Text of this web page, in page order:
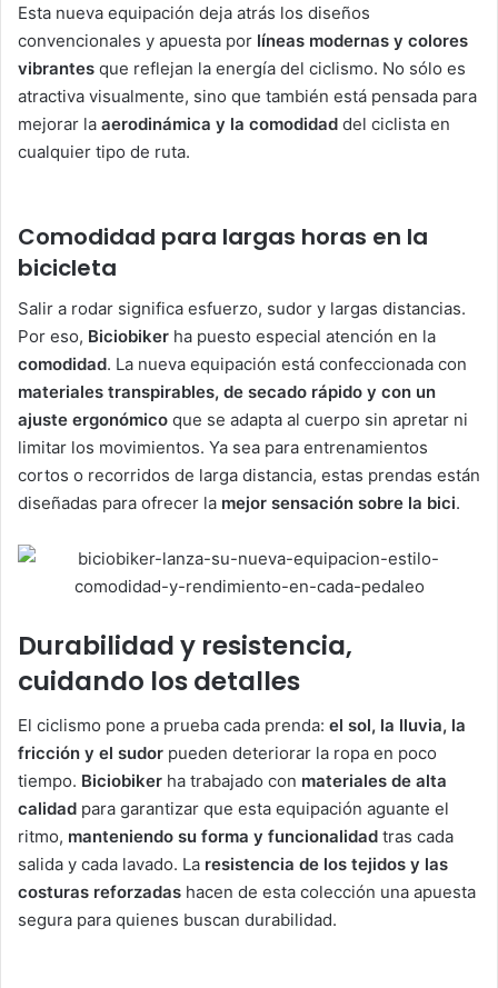
Esta nueva equipación deja atrás los diseños
convencionales y apuesta por líneas modernas y colores
vibrantes que reflejan la energía del ciclismo. No sólo es
atractiva visualmente, sino que también está pensada para
mejorar la aerodinámica y la comodidad del ciclista en
cualquier tipo de ruta.
Comodidad para largas horas en la
bicicleta
Salir a rodar significa esfuerzo, sudor y largas distancias.
Por eso, Biciobiker ha puesto especial atención en la
comodidad. La nueva equipación está confeccionada con
materiales transpirables, de secado rápido y con un
ajuste ergonómico que se adapta al cuerpo sin apretar ni
limitar los movimientos. Ya sea para entrenamientos
cortos o recorridos de larga distancia, estas prendas están
diseñadas para ofrecer la mejor sensación sobre la bici.
Durabilidad y resistencia,
cuidando los detalles
El ciclismo pone a prueba cada prenda: el sol, la lluvia, la
fricción y el sudor pueden deteriorar la ropa en poco
tiempo. Biciobiker ha trabajado con materiales de alta
calidad para garantizar que esta equipación aguante el
ritmo, manteniendo su forma y funcionalidad tras cada
salida y cada lavado. La resistencia de los tejidos y las
costuras reforzadas hacen de esta colección una apuesta
segura para quienes buscan durabilidad.